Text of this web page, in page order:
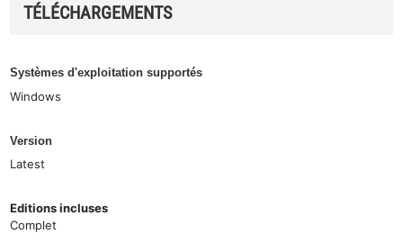
TÉLÉCHARGEMENTS
Systèmes d'exploitation supportés
Windows
Version
Latest
Editions incluses
Complet